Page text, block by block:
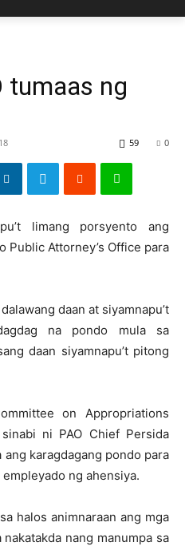
tumaas ng
0
59
limang porsyento ang
Public Attorney’s Office para
daan at siyamnapu’t
na pondo mula sa
daan siyamnapu’t pitong
on Appropriations
ni PAO Chief Persida
karagdagang pondo para
ng ahensiya.
halos animnaraan ang mga
nang manumpa sa